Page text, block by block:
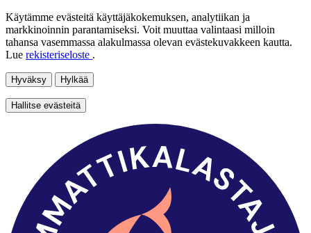
Käytämme evästeitä käyttäjäkokemuksen, analytiikan ja
markkinoinnin parantamiseksi. Voit muuttaa valintaasi milloin
tahansa vasemmassa alakulmassa olevan evästekuvakkeen kautta.
Lue rekisteriseloste .
Hyväksy Hylkää
Hallitse evästeitä